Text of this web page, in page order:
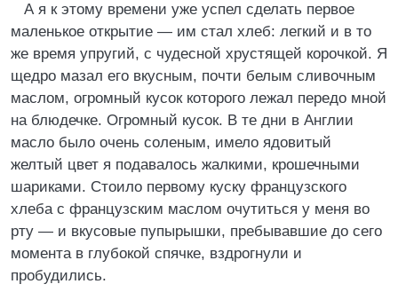
А я к этому времени уже успел сделать первое
маленькое открытие — им стал хлеб: легкий и в то
же время упругий, с чудесной хрустящей корочкой. Я
щедро мазал его вкусным, почти белым сливочным
маслом, огромный кусок которого лежал передо мной
на блюдечке. Огромный кусок. В те дни в Англии
масло было очень соленым, имело ядовитый
желтый цвет я подавалось жалкими, крошечными
шариками. Стоило первому куску французского
хлеба с французским маслом очутиться у меня во
рту — и вкусовые пупырышки, пребывавшие до сего
момента в глубокой спячке, вздрогнули и
пробудились.